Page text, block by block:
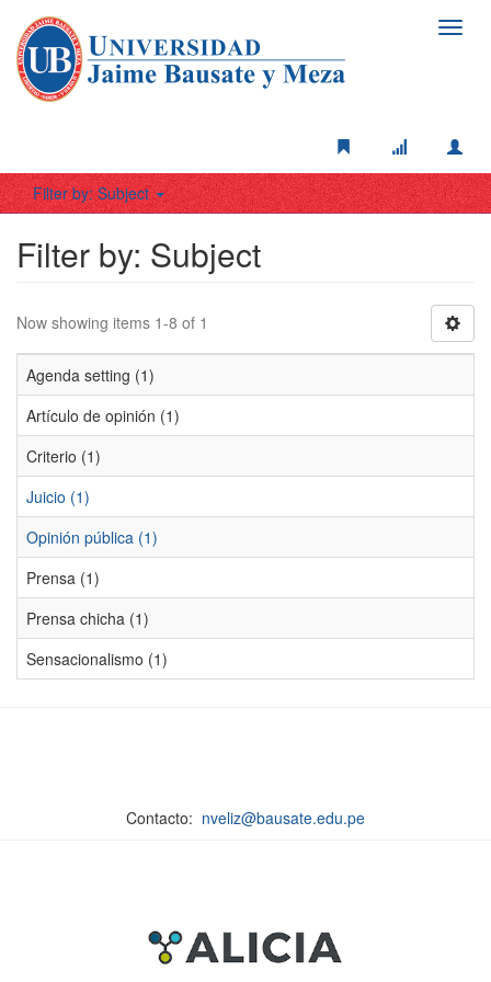
Filter by: Subject
Filter by: Subject
Now showing items 1-8 of 1
Agenda setting (1)
Artículo de opinión (1)
Criterio (1)
Juicio (1)
Opinión pública (1)
Prensa (1)
Prensa chicha (1)
Sensacionalismo (1)
Contacto: nveliz@bausate.edu.pe